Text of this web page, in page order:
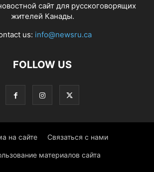
сайт для русскоговорящих
жителей Канады.
us: info@newsru.ca
FOLLOW US
на сайте Связаться с нами
материалов сайта